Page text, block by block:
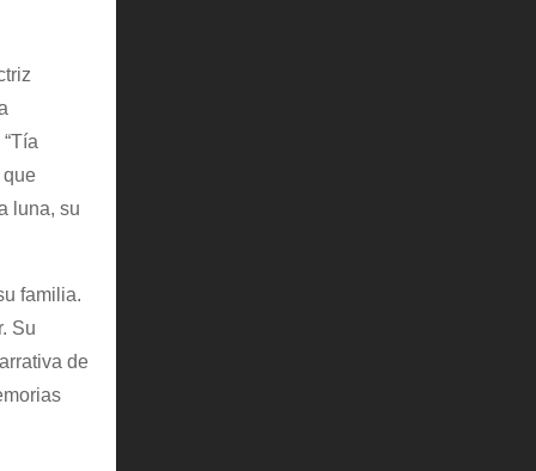
que
luna, su
familia.
Su
de